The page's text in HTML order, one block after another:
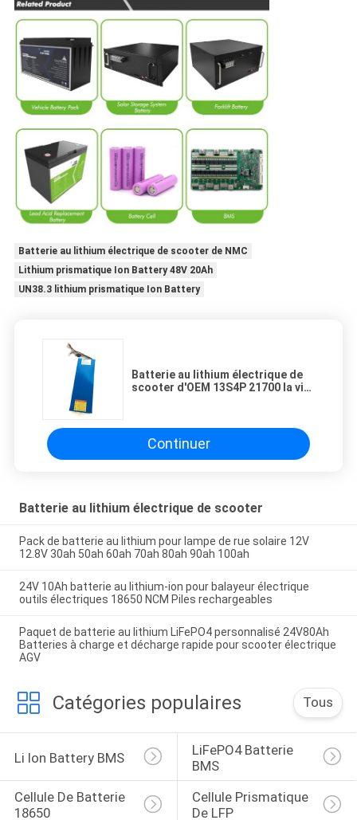
Batterie au lithium électrique de scooter de NMC
Lithium prismatique Ion Battery 48V 20Ah
UN38.3 lithium prismatique Ion Battery
Batterie au lithium électrique de
scooter d'OEM 13S4P 21700 la vie
Continuer
Batterie au lithium électrique de scooter
Pack de batterie au lithium pour lampe de rue solaire 12V
12.8V 30ah 50ah 60ah 70ah 80ah 90ah 100ah
24V 10Ah batterie au lithium-ion pour balayeur électrique
outils électriques 18650 NCM Piles rechargeables
Paquet de batterie au lithium LiFePO4 personnalisé 24V80Ah
Batteries à charge et décharge rapide pour scooter électrique
AGV
Catégories populaires Tous
Li Ion Battery BMS
LiFePO4 Batterie
BMS
Cellule De Batterie
18650
Cellule Prismatique
De LFP